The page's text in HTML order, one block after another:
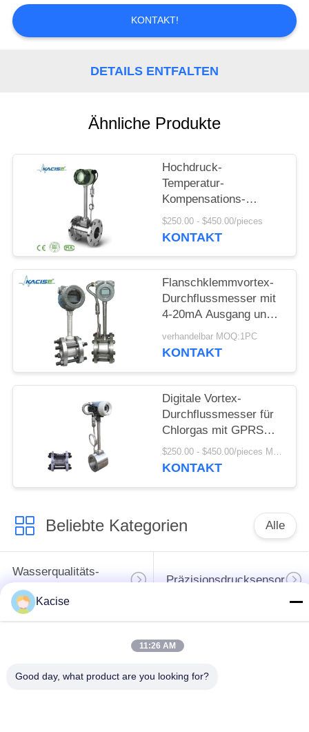
NACHRICHTEN
FORDERN
ZITAT
SITEMAP
DATENSCHUTZRICHTLINIE
KONTAKT!
DETAILS ENTFALTEN
Ähnliche Produkte
Hochdruck-
Temperatur-
Kompensations-
Gaswirbel-
Durchflussmesser mit
$250.00 - $450.00/pieces
KONTAKT
Flanschklemmvortex-
Durchflussmesser mit
4-20mA Ausgang und
DN15-DN1800
Durchmesser für
verhandelbar MOQ:1PC
KONTAKT
Digitale Vortex-
Durchflussmesser für
Chlorgas mit GPRS
und SS304/SS316-
Körpermaterial
$250.00 - $450.00/pieces MOQ:1PC
KONTAKT
Beliebte Kategorien Alle
Wasserqualitäts-
Sensor
Präzisionsdrucksensor
ausgerichteter
Radars
Kacise
11:26 AM
Good day, what product are you looking for?